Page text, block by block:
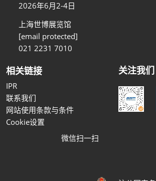
2026年6月2-4日
上海世博展览馆
[email protected]
021 2231 7010
相关链接
IPR
联系我们
网站使用条款与条件
Cookie设置
关注我们
微信扫一扫